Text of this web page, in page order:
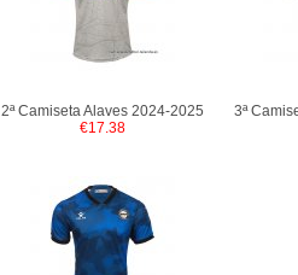
2ª Camiseta Alaves 2024-2025
€17.38
3ª